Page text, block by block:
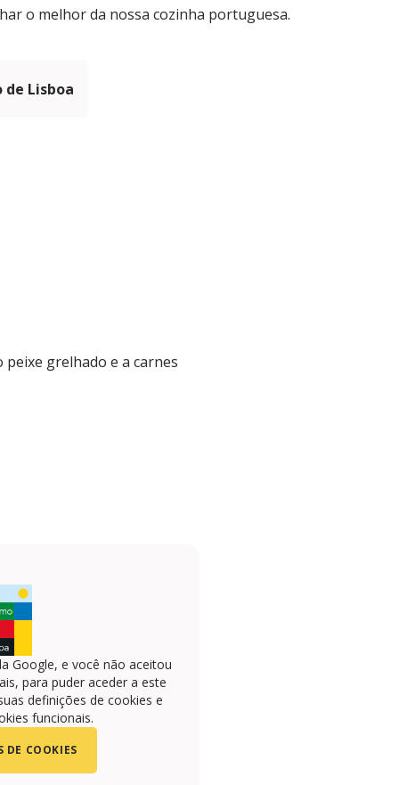
o melhor da nossa cozinha portuguesa.
Lisboa
grelhado e a carnes
Google, e você não aceitou
para puder aceder a este
definições de cookies e
funcionais.
DE COOKIES